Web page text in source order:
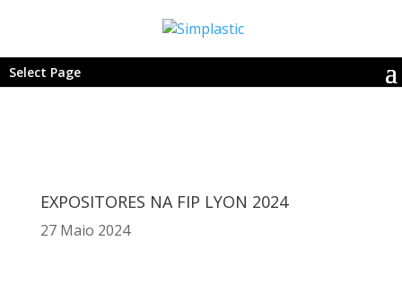
Select Page
EXPOSITORES NA FIP LYON 2024
27 Maio 2024